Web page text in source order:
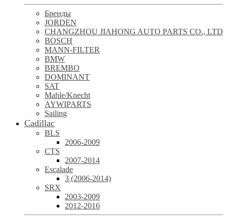
Бренды
JORDEN
CHANGZHOU JIAHONG AUTO PARTS CO., LTD
BOSCH
MANN-FILTER
BMW
BREMBO
DOMINANT
SAT
Mahle/Knecht
AYWIPARTS
Sailing
Cadillac
BLS
2006-2009
CTS
2007-2014
Escalade
3 (2006-2014)
SRX
2003-2009
2012-2016